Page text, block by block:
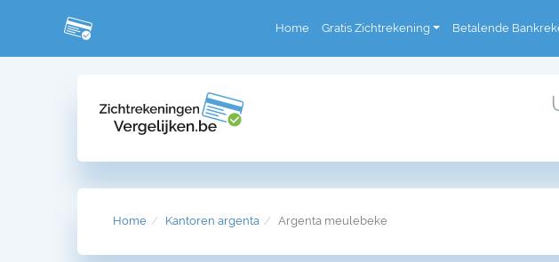
Home Gratis Zichtrekening Betalende
Home Kantoren argenta Argenta meulebeke